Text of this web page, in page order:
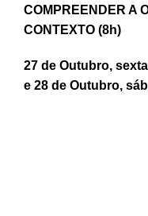
COMPREENDER A
CONTEXTO (8h)
27 de Outubro,
e 28 de Outubro,